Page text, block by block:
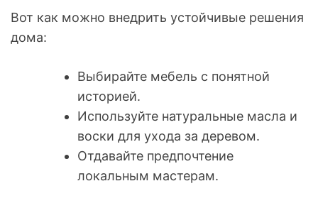
Вот как можно внедрить устойчивые решения
дома:
Выбирайте мебель с понятной
историей.
Используйте натуральные масла и
воски для ухода за деревом.
Отдавайте предпочтение
локальным мастерам.